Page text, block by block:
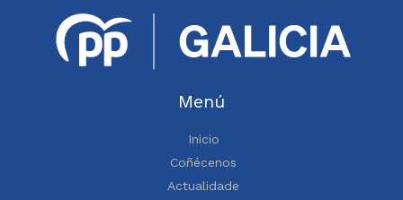
Menú
Inicio
Coñécenos
Actualidade